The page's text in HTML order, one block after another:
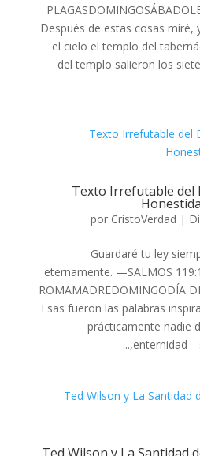
Después de estas cosas miré,
el cielo el templo del
del templo salieron los
Texto Irrefutable del
por CristoVerdad |
144 Guardaré tu ley
eternamente. —SALMOS
ROMAMADREDOMINGODÍA
Esas fueron las palabras
prácticamente nadie